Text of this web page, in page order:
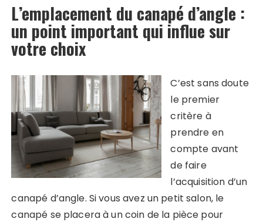
L’emplacement du canapé d’angle :
un point important qui influe sur
votre choix
C’est sans doute
le premier
critère à
prendre en
compte avant
de faire
l’acquisition d’un
canapé d’angle. Si vous avez un petit salon, le
canapé se placera à un coin de la pièce pour